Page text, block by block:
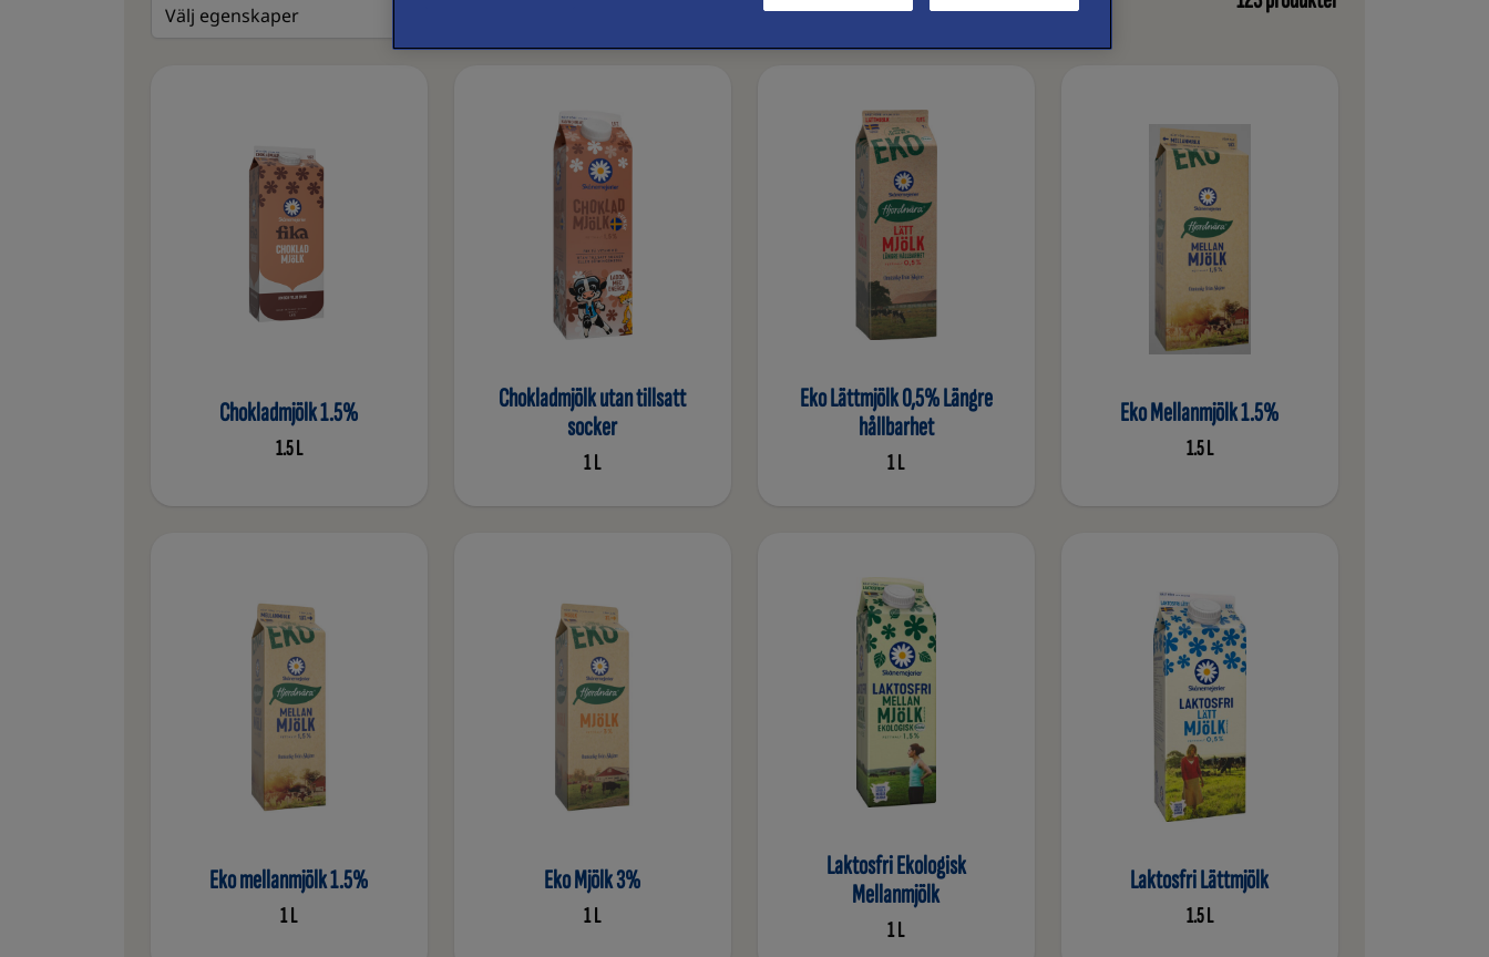
Välj egenskaper
Chokladmjölk 1.5%
1.5 L
Chokladmjölk utan tillsatt
socker
1 L
Eko Lättmjölk 0,5% Längre
hållbarhet
1 L
Eko Mellanmjölk 1.5%
1.5 L
Eko mellanmjölk 1.5%
1 L
Eko Mjölk 3%
1 L
Laktosfri Ekologisk
Mellanmjölk
1 L
Laktosfri Lättmjölk
1.5 L